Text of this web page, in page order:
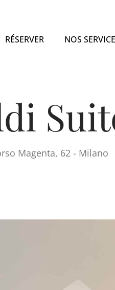
RÉSERVER NOS
Magenta, 62 - Milano